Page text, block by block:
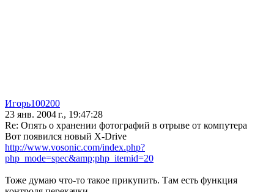
Игорь100200
23 янв. 2004 г., 19:47:28
Re: Опять о хранении фотографий в отрыве от компутера
Вот появился новый X-Drive
http://www.vosonic.com/index.php?
php_mode=spec&amp;php_itemid=20
Тоже думаю что-то такое прикупить. Там есть функция